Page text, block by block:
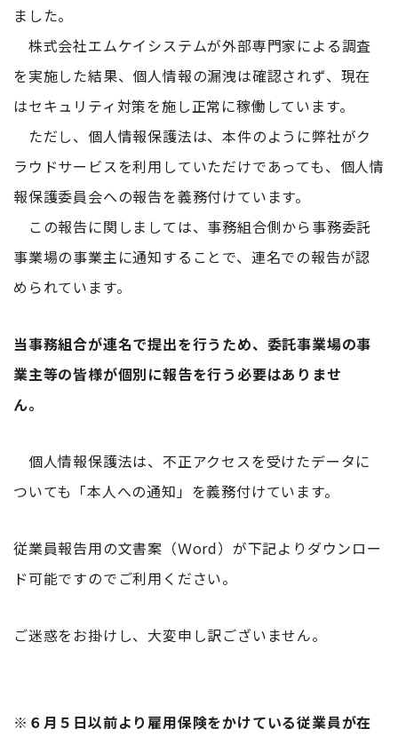
ました。
株式会社エムケイシステムが外部専門家による調査
を実施した結果、個人情報の漏洩は確認されず、現在
はセキュリティ対策を施し正常に稼働しています。
ただし、個人情報保護法は、本件のように弊社がク
ラウドサービスを利用していただけであっても、個人情
報保護委員会への報告を義務付けています。
この報告に関しましては、事務組合側から事務委託
事業場の事業主に通知することで、連名での報告が認
められています。
当事務組合が連名で提出を行うため、委託事業場の事
業主等の皆様が個別に報告を行う必要はありませ
ん。
個人情報保護法は、不正アクセスを受けたデータに
ついても「本人への通知」を義務付けています。
従業員報告用の文書案（Ｗord）が下記よりダウンロー
ド可能ですのでご利用ください。
ご迷惑をお掛けし、大変申し訳ございません。
※６月５日以前より雇用保険をかけている従業員が在